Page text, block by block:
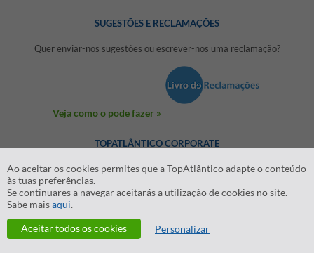
Ao aceitar os cookies permites que a TopAtlântico adapte o conteúdo
às tuas preferências.
Se continuares a navegar aceitarás a utilização de cookies no site.
Sabe maisaqui.
Aceitar todos os cookies
Personalizar
SUGESTÕES E RECLAMAÇÕES
Quer enviar-nos sugestões ou escrever-nos uma reclamação?
Veja como o pode fazer »
TOPATLÂNTICO CORPORATE
2026 © Todos os direitos reservados:
RNAVT nº Registo 1819